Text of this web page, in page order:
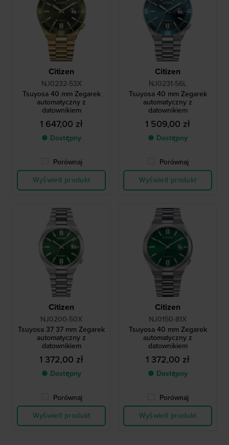
Citizen
NJ0232-53X
Tsuyosa 40 mm Zegarek
automatyczny z
datownikiem
1 647,00 zł
● Dostępny
Porównaj
Wyświetl produkt
Citizen
NJ0231-56L
Tsuyosa 40 mm Zegarek
automatyczny z
datownikiem
1 509,00 zł
● Dostępny
Porównaj
Wyświetl produkt
Citizen
NJ0200-50X
Tsuyosa 37 37 mm Zegarek
automatyczny z
datownikiem
1 372,00 zł
● Dostępny
Porównaj
Wyświetl produkt
Citizen
NJ0150-81X
Tsuyosa 40 mm Zegarek
automatyczny z
datownikiem
1 372,00 zł
● Dostępny
Porównaj
Wyświetl produkt